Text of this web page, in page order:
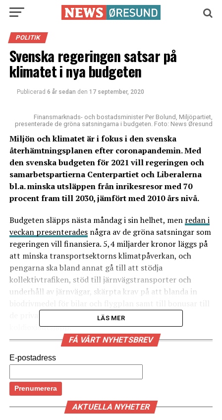
POLITIK
Svenska regeringen satsar på
klimatet i nya budgeten
Publicerad 6 år sedan den 17 september, 2020
Finansmarknads- och bostadsminister Per Bolund, Miljöpartiet,
presenterade de gröna satsningarna i budgeten. Foto: News Øresund
Miljön och klimatet är i fokus i den svenska
återhämtningsplanen efter coronapandemin. Med
den svenska budgeten för 2021 vill regeringen och
samarbetspartierna Centerpartiet och Liberalerna
bl.a. minska utsläppen från inrikesresor med 70
procent fram till 2030, jämfört med 2010 års nivå.
Budgeten släpps nästa måndag i sin helhet, men redan i
veckan presenteradesnågra av de gröna satsningar som
regeringen vill finansiera. 5,4 miljarder kronor läggs på
att minska transportsektorns klimatpåverkan, och
pengarna ska bland annat gå till att stödja
kollektivtrafiken, stöd till järnvägstransporter och
underhåll av järnvägar, skärpta krav på att blanda in
de privatpersoner som köper en bil med låga
koldioxidutsläpp.
Omkring 1 miljard kronor satsas på industrisektorn och
det innebär bl.a. investeringar i ökad användning av
Dessutom ska industrin kunna ta del av statliga
kreditgarantier för att kunna låna för gröna
investeringar på högst 10 miljarder kronor.
LÄS MER
FÅ VÅRT NYHETSBREV
E-postadress
AKTUELLA NYHETER